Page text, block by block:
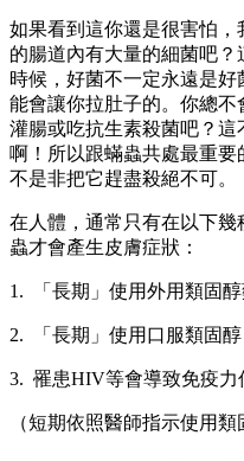
如果看到這你還是很害怕，
的腸道內有大量的細菌吧
時候，好菌不一定永遠是
能會讓你拉肚子的。你總
灌腸或吃抗生素殺菌吧？
啊！所以跟蟎蟲共處最重
不是非把它趕盡殺絕不可。
在人體，通常只有在以下
蟲才會產生皮膚症狀：
1. 「長期」使用外用類固
2. 「長期」使用口服類固醇
3. 罹患HIV等會導致免疫力
（短期依照醫師指示使用